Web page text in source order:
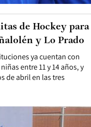
ya cuentan con
entre 11 y 14 años, y
de abril en las tres
de Hockey para
y Lo Prado